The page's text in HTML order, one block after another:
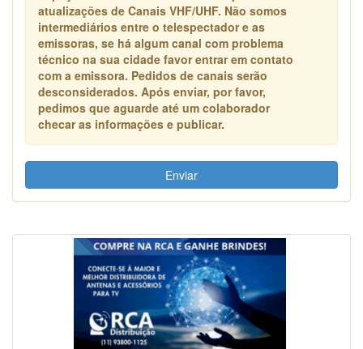
atualizações de Canais VHF/UHF. Não somos
intermediários entre o telespectador e as
emissoras, se há algum canal com problema
técnico na sua cidade favor entrar em contato
com a emissora. Pedidos de canais serão
desconsiderados. Após enviar, por favor,
pedimos que aguarde até um colaborador
checar as informações e publicar.
Enviar